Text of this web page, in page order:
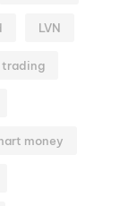
LVN
trading
money